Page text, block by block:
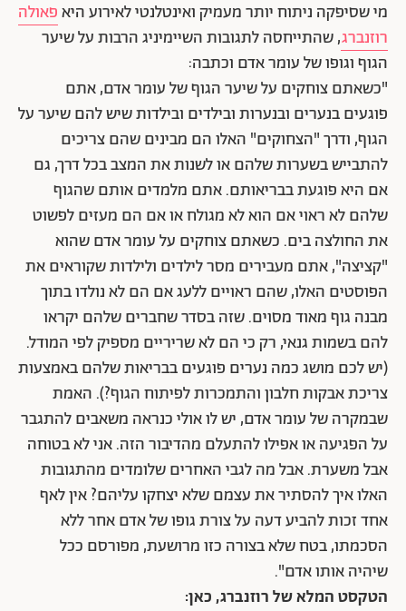
מי שסיפקה ניתוח יותר מעמיק ואינטלנטי לאירוע היאפאולה
רוזנברג, שהתייחסה לתגובות השיימיניג הרבות על שיער
הגוף וגופו של עומר אדם וכתבה:
"כשאתם צוחקים על שיער הגוף של עומר אדם, אתם
פוגעים בנערים ובנערות ובילדים ובילדות שיש להם שיער על
הגוף, ודרך "הצחוקים" האלו הם מבינים שהם צריכים
להתבייש בשערות שלהם או לשנות את המצב בכל דרך, גם
אם היא פוגעת בבריאותם. אתם מלמדים אותם שהגוף
שלהם לא ראוי אם הוא לא מגולח או אם הם מעזים לפשוט
את החולצה בים. כשאתם צוחקים על עומר אדם שהוא
"קציצה", אתם מעבירים מסר לילדים ולילדות שקוראים את
הפוסטים האלו, שהם ראויים ללעג אם הם לא נולדו בתוך
מבנה גוף מאוד מסוים. שזה בסדר שחברים שלהם יקראו
להם בשמות גנאי, רק כי הם לא שריריים מספיק לפי המודל.
(יש לכם מושג כמה נערים פוגעים בבריאות שלהם באמצעות
צריכת אבקות חלבון והתמכרות לפיתוח הגוף?). האמת
שבמקרה של עומר אדם, יש לו אולי כנראה משאבים להתגבר
על הפגיעה או אפילו להתעלם מהדיבור הזה. אני לא בטוחה
אבל משערת. אבל מה לגבי האחרים שלומדים מהתגובות
האלו איך להסתיר את עצמם שלא יצחקו עליהם? אין לאף
אחד זכות להביע דעה על צורת גופו של אדם אחר ללא
הסכמתו, בטח שלא בצורה כזו מרושעת, מפורסם ככל
שיהיה אותו אדם".
הטקסט המלא של רוזנברג, כאן: